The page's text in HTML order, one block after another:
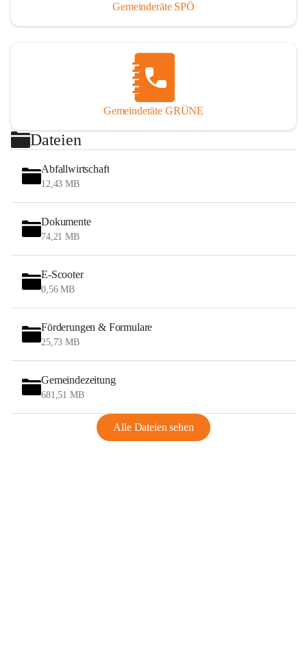
Gemeinderäte SPÖ
Gemeinderäte GRÜNE
Dateien
Abfallwirtschaft
12,43 MB
Dokumente
74,21 MB
E-Scooter
0,56 MB
Förderungen & Formulare
25,73 MB
Gemeindezeitung
681,51 MB
Alle Dateien sehen